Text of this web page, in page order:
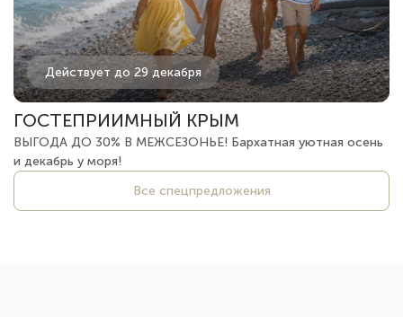
Действует до 29 декабря
ГОСТЕПРИИМНЫЙ КРЫМ
ВЫГОДА ДО 30% В МЕЖСЕЗОНЬЕ! Бархатная уютная осень
и декабрь у моря!
Все спецпредложения